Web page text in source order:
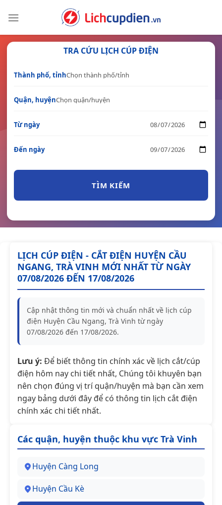
TRA CỨU LỊCH CÚP ĐIỆN
Thành phố, tỉnh
Quận, huyện
Từ ngày
Đến ngày
TÌM KIẾM
LỊCH CÚP ĐIỆN - CẮT ĐIỆN HUYỆN CẦU
NGANG, TRÀ VINH MỚI NHẤT TỪ NGÀY
07/08/2026 ĐẾN 17/08/2026
Cập nhật thông tin mới và chuẩn nhất về lịch cúp
điện Huyện Cầu Ngang, Trà Vinh từ ngày
07/08/2026 đến 17/08/2026.
Lưu ý: Để biết thông tin chính xác về lịch cắt/cúp
điện hôm nay chi tiết nhất, Chúng tôi khuyên bạn
nên chọn đúng vị trí quận/huyện mà bạn cần xem
ngay bảng dưới đây để có thông tin lịch cắt điện
chính xác chi tiết nhất.
Các quận, huyện thuộc khu vực Trà Vinh
Huyện Càng Long
Huyện Cầu Kè